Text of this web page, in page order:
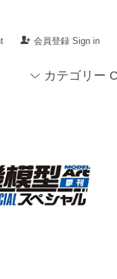
会員登録 Sign in
カテゴリー